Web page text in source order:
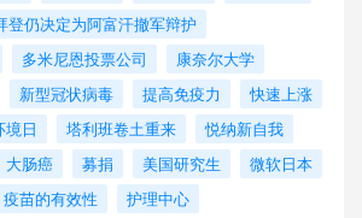
登仍决定为阿富汗撤军辩护
多米尼恩投票公司
康奈尔大学
新型冠状病毒 提高免疫力
快速上涨
境日 塔利班卷土重来
悦纳新自我
大肠癌 募捐 美国研究生
微软日本
疫苗的有效性
护理中心